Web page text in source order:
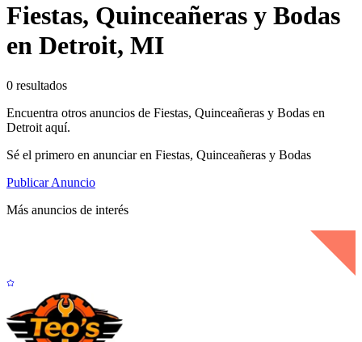
Fiestas, Quinceañeras y Bodas
en Detroit, MI
0 resultados
Encuentra otros anuncios de Fiestas, Quinceañeras y Bodas en
Detroit aquí.
Sé el primero en anunciar en Fiestas, Quinceañeras y Bodas
Publicar Anuncio
Más anuncios de interés